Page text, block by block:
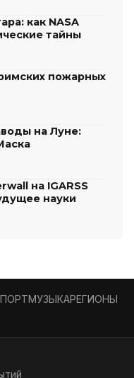
как NASA
тайны
пожарных
на Луне:
на IGARSS
науки
МУЗЫКАРЕГИОНЫ